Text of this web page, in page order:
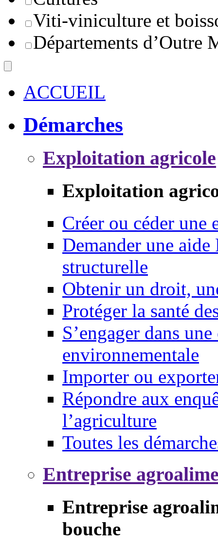
Viti-viniculture et
Départements d’Outre
ACCUEIL
Démarches
Exploitation agricole
Exploitation
Créer ou céder une
Demander une
structurelle
Obtenir un droit,
Protéger la santé
S’engager dans
environnementale
Importer ou
Répondre aux
l’agriculture
Toutes les
Entreprise
Entreprise
bouche